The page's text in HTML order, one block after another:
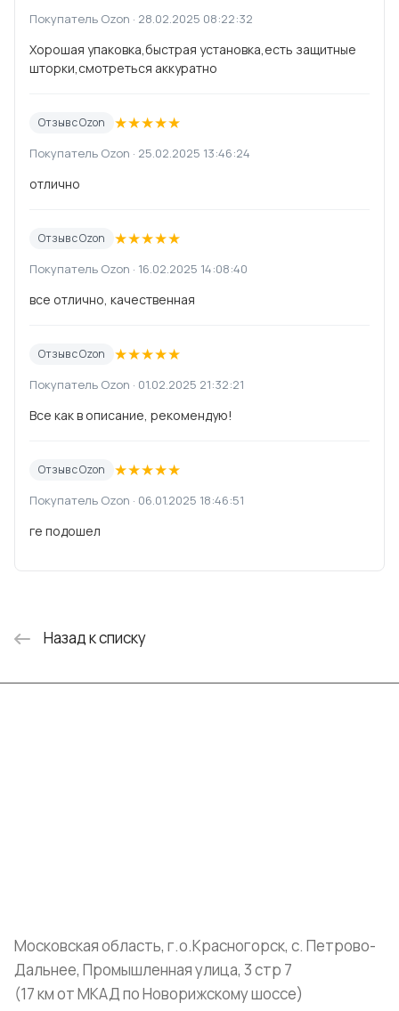
Покупатель Ozon · 28.02.2025 08:22:32
Хорошая упаковка,быстрая установка,есть защитные
шторки,смотреться аккуратно
Отзыв с Ozon ★★★★★
Покупатель Ozon · 25.02.2025 13:46:24
отлично
Отзыв с Ozon ★★★★★
Покупатель Ozon · 16.02.2025 14:08:40
все отлично, качественная
Отзыв с Ozon ★★★★★
Покупатель Ozon · 01.02.2025 21:32:21
Все как в описание, рекомендую!
Отзыв с Ozon ★★★★★
Покупатель Ozon · 06.01.2025 18:46:51
ге подошел
Назад к списку
Московская область, г.о.Красногорск, с. Петрово-
Дальнее, Промышленная улица, 3 стр 7
(17 км от МКАД по Новорижскому шоссе)